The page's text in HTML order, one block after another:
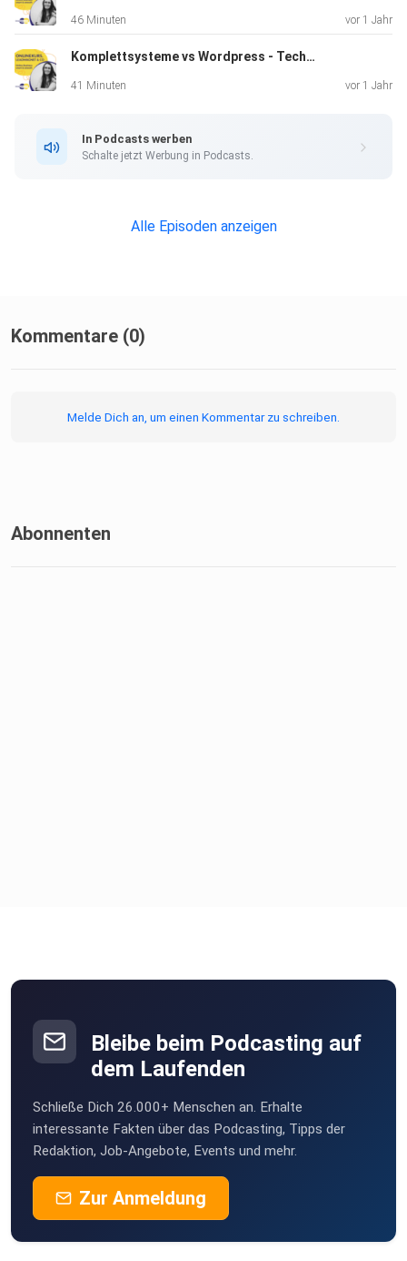
46 Minuten vor 1 Jahr
Komplettsysteme vs Wordpress - Techniktalk mit Sara - Folge 062
41 Minuten vor 1 Jahr
In Podcasts werben
Schalte jetzt Werbung in Podcasts.
Alle Episoden anzeigen
Kommentare (0)
Melde Dich an, um einen Kommentar zu schreiben.
Abonnenten
Bleibe beim Podcasting auf
dem Laufenden
Schließe Dich 26.000+ Menschen an. Erhalte
interessante Fakten über das Podcasting, Tipps der
Redaktion, Job-Angebote, Events und mehr.
Zur Anmeldung